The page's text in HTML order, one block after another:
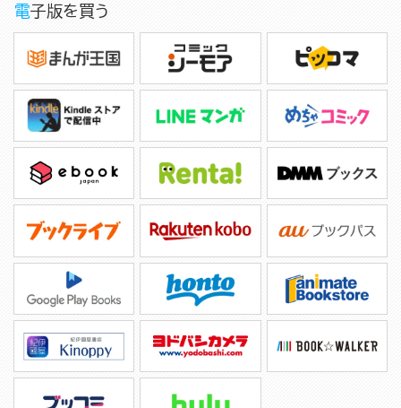
電子版を買う